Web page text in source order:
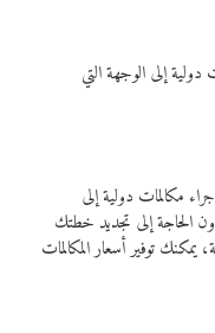
دولية إلى الوجهة التي
مكالمات دولية إلى
الحاجة إلى تجديد خطتك
توفير أسعار المكالمات